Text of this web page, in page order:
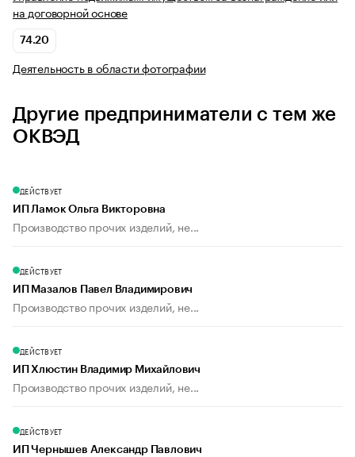
на договорной основе
74.20
Деятельность в области фотографии
Другие предприниматели с тем же
ОКВЭД
ДЕЙСТВУЕТ
ИП Ламок Ольга Викторовна
Производство прочих изделий, не...
ДЕЙСТВУЕТ
ИП Мазалов Павел Владимирович
Производство прочих изделий, не...
ДЕЙСТВУЕТ
ИП Хлюстин Владимир Михайлович
Производство прочих изделий, не...
ДЕЙСТВУЕТ
ИП Чернышев Александр Павлович